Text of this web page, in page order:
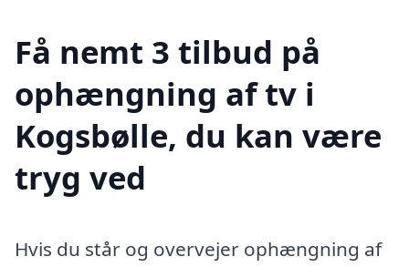
Få nemt 3 tilbud på
ophængning af tv i
Kogsbølle, du kan være
tryg ved
Hvis du står og overvejer ophængning af